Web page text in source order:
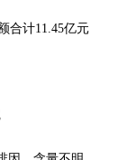
合计11.45亿元